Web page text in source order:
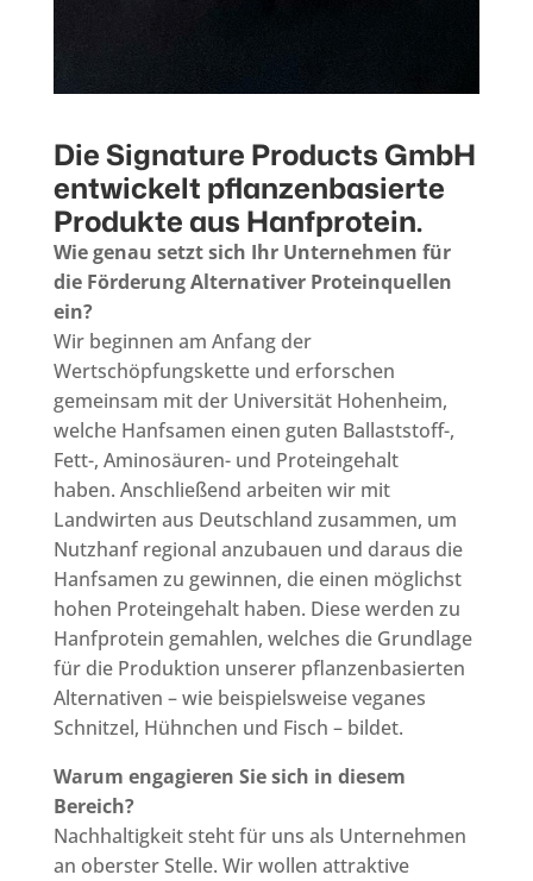
Die Signature Products GmbH
entwickelt pflanzenbasierte
Produkte aus Hanfprotein.
Wie genau setzt sich Ihr Unternehmen für
die Förderung Alternativer Proteinquellen
ein?
Wir beginnen am Anfang der
Wertschöpfungskette und erforschen
gemeinsam mit der Universität Hohenheim,
welche Hanfsamen einen guten Ballaststoff-,
Fett-, Aminosäuren- und Proteingehalt
haben. Anschließend arbeiten wir mit
Landwirten aus Deutschland zusammen, um
Nutzhanf regional anzubauen und daraus die
Hanfsamen zu gewinnen, die einen möglichst
hohen Proteingehalt haben. Diese werden zu
Hanfprotein gemahlen, welches die Grundlage
für die Produktion unserer pflanzenbasierten
Alternativen – wie beispielsweise veganes
Schnitzel, Hühnchen und Fisch – bildet.
Warum engagieren Sie sich in diesem
Bereich?
Nachhaltigkeit steht für uns als Unternehmen
an oberster Stelle. Wir wollen attraktive